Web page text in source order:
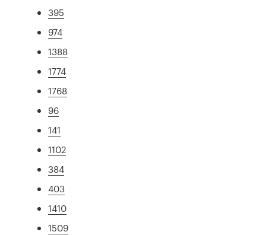
395
974
1388
1774
1768
96
141
1102
384
403
1410
1509